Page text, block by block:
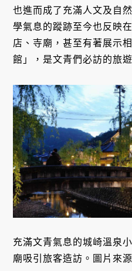
也進而成了充滿人文及自
學氣息的蹤跡至今也反映
店、寺廟，甚至有著展示
館」，是文青們必訪的旅
充滿文青氣息的城崎溫泉
廟吸引旅客造訪。圖片來